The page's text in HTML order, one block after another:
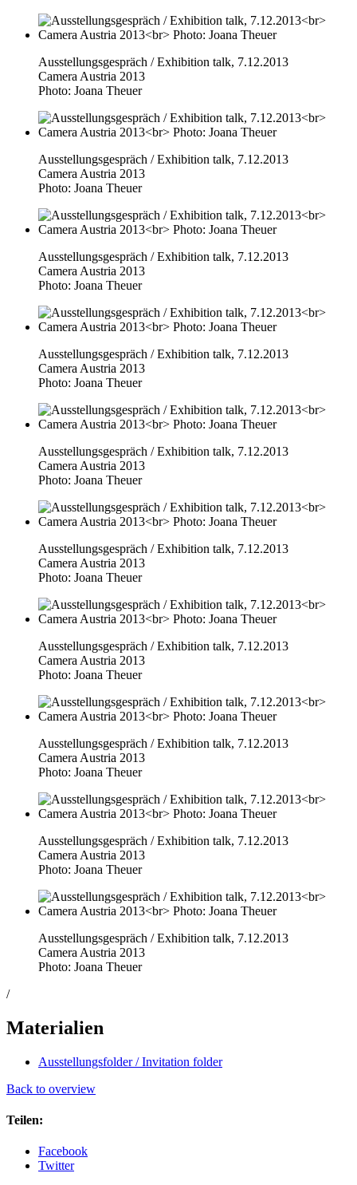
Ausstellungsgespräch / Exhibition talk, 7.12.2013
Camera Austria 2013
Photo: Joana Theuer
Ausstellungsgespräch / Exhibition talk, 7.12.2013
Camera Austria 2013
Photo: Joana Theuer
Ausstellungsgespräch / Exhibition talk, 7.12.2013
Camera Austria 2013
Photo: Joana Theuer
Ausstellungsgespräch / Exhibition talk, 7.12.2013
Camera Austria 2013
Photo: Joana Theuer
Ausstellungsgespräch / Exhibition talk, 7.12.2013
Camera Austria 2013
Photo: Joana Theuer
Ausstellungsgespräch / Exhibition talk, 7.12.2013
Camera Austria 2013
Photo: Joana Theuer
Ausstellungsgespräch / Exhibition talk, 7.12.2013
Camera Austria 2013
Photo: Joana Theuer
Ausstellungsgespräch / Exhibition talk, 7.12.2013
Camera Austria 2013
Photo: Joana Theuer
Ausstellungsgespräch / Exhibition talk, 7.12.2013
Camera Austria 2013
Photo: Joana Theuer
Ausstellungsgespräch / Exhibition talk, 7.12.2013
Camera Austria 2013
Photo: Joana Theuer
/
Materialien
Ausstellungsfolder / Invitation folder
Back to overview
Teilen:
Facebook
Twitter